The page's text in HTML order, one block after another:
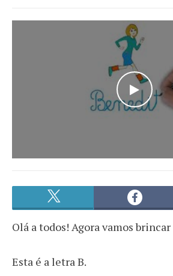
Olá a todos! Agora vamos
Esta é a letra B.